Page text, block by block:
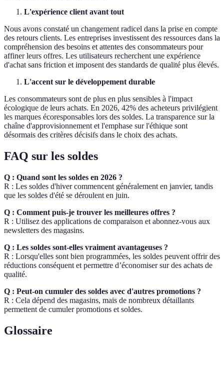
L'expérience client avant tout
Nous avons constaté un changement radicel dans la prise en compte
des retours clients. Les entreprises investissent des ressources dans la
compréhension des besoins et attentes des consommateurs pour
affiner leurs offres. Les utilisateurs recherchent une expérience
d'achat sans friction et imposent des standards de qualité plus élevés.
L'accent sur le développement durable
Les consommateurs sont de plus en plus sensibles à l'impact
écologique de leurs achats. En 2026, 42% des acheteurs privilégient
les marques écoresponsables lors des soldes. La transparence sur la
chaîne d'approvisionnement et l'emphase sur l'éthique sont
désormais des critères décisifs dans le choix des achats.
FAQ sur les soldes
Q : Quand sont les soldes en 2026 ?
R : Les soldes d'hiver commencent généralement en janvier, tandis
que les soldes d'été se déroulent en juin.
Q : Comment puis-je trouver les meilleures offres ?
R : Utilisez des applications de comparaison et abonnez-vous aux
newsletters des magasins.
Q : Les soldes sont-elles vraiment avantageuses ?
R : Lorsqu'elles sont bien programmées, les soldes peuvent offrir des
réductions conséquent et permettre d’économiser sur des achats de
qualité.
Q : Peut-on cumuler des soldes avec d'autres promotions ?
R : Cela dépend des magasins, mais de nombreux détaillants
permettent de cumuler promotions et soldes.
Glossaire